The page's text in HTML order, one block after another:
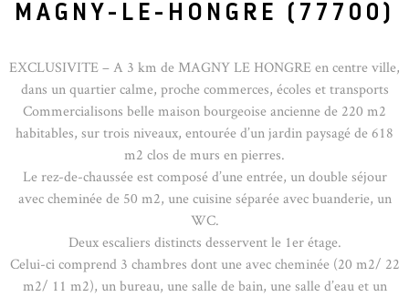
MAGNY-LE-HONGRE (77700)
EXCLUSIVITE – A 3 km de MAGNY LE HONGRE en centre ville,
dans un quartier calme, proche commerces, écoles et transports
Commercialisons belle maison bourgeoise ancienne de 220 m2
habitables, sur trois niveaux, entourée d’un jardin paysagé de 618
m2 clos de murs en pierres.
Le rez-de-chaussée est composé d’une entrée, un double séjour
avec cheminée de 50 m2, une cuisine séparée avec buanderie, un
WC.
Deux escaliers distincts desservent le 1er étage.
Celui-ci comprend 3 chambres dont une avec cheminée (20 m2/ 22
m2/ 11 m2), un bureau, une salle de bain, une salle d’eau et un